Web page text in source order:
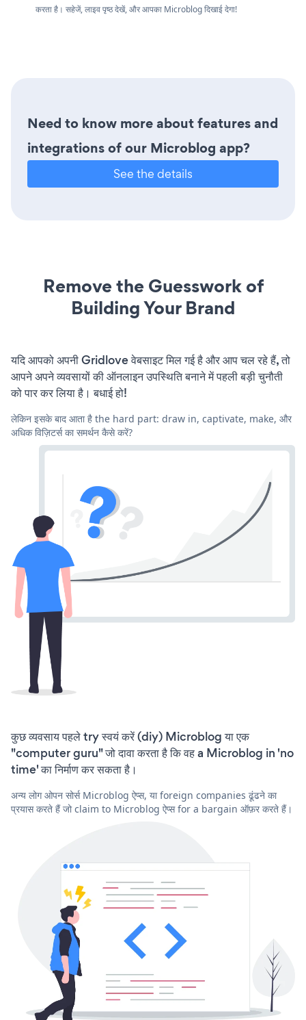
करता है। सहेजें, लाइव पृष्ठ देखें, और आपका Microblog दिखाई देगा!
Need to know more about features and
integrations of our Microblog app?
See the details
Remove the Guesswork of
Building Your Brand
यदि आपको अपनी Gridlove वेबसाइट मिल गई है और आप चल रहे हैं, तो
आपने अपने व्यवसायों की ऑनलाइन उपस्थिति बनाने में पहली बड़ी चुनौती
को पार कर लिया है। बधाई हो!
लेकिन इसके बाद आता है the hard part: draw in, captivate, make, और
अधिक विज़िटर्स का समर्थन कैसे करें?
कुछ व्यवसाय पहले try स्वयं करें (diy) Microblog या एक
"computer guru" जो दावा करता है कि वह a Microblog in 'no
time' का निर्माण कर सकता है।
अन्य लोग ओपन सोर्स Microblog ऐप्स, या foreign companies ढूंढने का
प्रयास करते हैं जो claim to Microblog ऐप्स for a bargain ऑफ़र करते हैं।